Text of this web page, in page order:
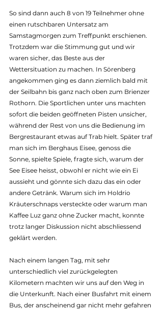
So sind dann auch 8 von 19 Teilnehmer ohne
einen rutschbaren Untersatz am
Samstagmorgen zum Treffpunkt erschienen.
Trotzdem war die Stimmung gut und wir
waren sicher, das Beste aus der
Wettersituation zu machen. In Sörenberg
angekommen ging es dann ziemlich bald mit
der Seilbahn bis ganz nach oben zum Brienzer
Rothorn. Die Sportlichen unter uns machten
sofort die beiden geöffneten Pisten unsicher,
während der Rest von uns die Bedienung im
Bergrestaurant etwas auf Trab hielt. Später traf
man sich im Berghaus Eisee, genoss die
Sonne, spielte Spiele, fragte sich, warum der
See Eisee heisst, obwohl er nicht wie ein Ei
aussieht und gönnte sich dazu das ein oder
andere Getränk. Warum sich im Holdrio
Kräuterschnaps versteckte oder warum man
Kaffee Luz ganz ohne Zucker macht, konnte
trotz langer Diskussion nicht abschliessend
geklärt werden.
Nach einem langen Tag, mit sehr
unterschiedlich viel zurückgelegten
Kilometern machten wir uns auf den Weg in
die Unterkunft. Nach einer Busfahrt mit einem
Bus, der anscheinend gar nicht mehr gefahren